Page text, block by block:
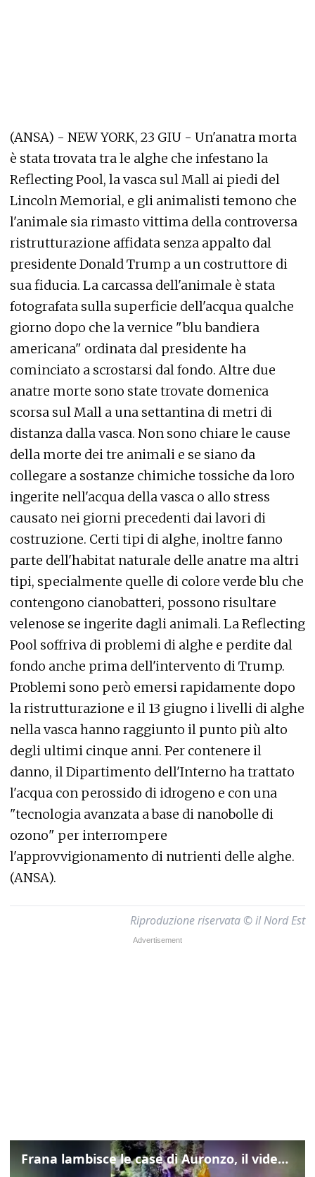
(ANSA) - NEW YORK, 23 GIU - Un'anatra morta
è stata trovata tra le alghe che infestano la
Reflecting Pool, la vasca sul Mall ai piedi del
Lincoln Memorial, e gli animalisti temono che
l'animale sia rimasto vittima della controversa
ristrutturazione affidata senza appalto dal
presidente Donald Trump a un costruttore di
sua fiducia. La carcassa dell'animale è stata
fotografata sulla superficie dell'acqua qualche
giorno dopo che la vernice "blu bandiera
americana" ordinata dal presidente ha
cominciato a scrostarsi dal fondo. Altre due
anatre morte sono state trovate domenica
scorsa sul Mall a una settantina di metri di
distanza dalla vasca. Non sono chiare le cause
della morte dei tre animali e se siano da
collegare a sostanze chimiche tossiche da loro
ingerite nell'acqua della vasca o allo stress
causato nei giorni precedenti dai lavori di
costruzione. Certi tipi di alghe, inoltre fanno
parte dell'habitat naturale delle anatre ma altri
tipi, specialmente quelle di colore verde blu che
contengono cianobatteri, possono risultare
velenose se ingerite dagli animali. La Reflecting
Pool soffriva di problemi di alghe e perdite dal
fondo anche prima dell'intervento di Trump.
Problemi sono però emersi rapidamente dopo
la ristrutturazione e il 13 giugno i livelli di alghe
nella vasca hanno raggiunto il punto più alto
degli ultimi cinque anni. Per contenere il
danno, il Dipartimento dell'Interno ha trattato
l'acqua con perossido di idrogeno e con una
"tecnologia avanzata a base di nanobolle di
ozono" per interrompere
l'approvvigionamento di nutrienti delle alghe.
(ANSA).
Riproduzione riservata © il Nord Est
Frana lambisce le case di Auronzo, il video dall'elicottero dei vigili del fuoco